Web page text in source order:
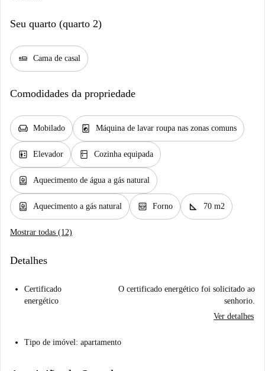
Seu quarto (quarto 2)
airline_seat_flat Cama de casal
Comodidades da propriedade
chair Mobilado local_laundry_service Máquina de lavar roupa nas zonas comuns
elevator Elevador kitchen Cozinha equipada
water_heater Aquecimento de água a gás natural
water_heater Aquecimento a gás natural oven_gen Forno square_foot 70 m2
Mostrar todas (12)
Detalhes
Certificado
energético
O certificado energético foi solicitado ao
senhorio.
Ver detalhes
Tipo de imóvel: apartamento